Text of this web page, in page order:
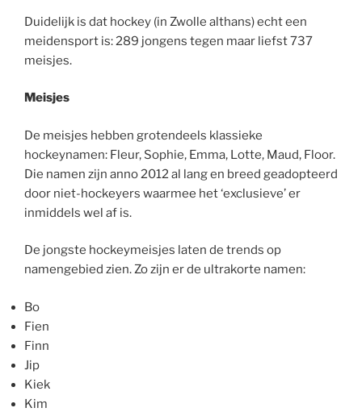
Duidelijk is dat hockey (in Zwolle althans) echt een
meidensport is: 289 jongens tegen maar liefst 737
meisjes.
Meisjes
De meisjes hebben grotendeels klassieke
hockeynamen: Fleur, Sophie, Emma, Lotte, Maud, Floor.
Die namen zijn anno 2012 al lang en breed geadopteerd
door niet-hockeyers waarmee het ‘exclusieve’ er
inmiddels wel af is.
De jongste hockeymeisjes laten de trends op
namengebied zien. Zo zijn er de ultrakorte namen:
Bo
Fien
Finn
Jip
Kiek
Kim